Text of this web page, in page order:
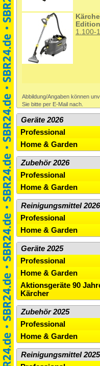
Edition
1.100-
Abbildung/Angaben können
Sie bitte per E-Mail nach.
Geräte 2026
Professional
Home & Garden
Zubehör 2026
Professional
Home & Garden
Reinigungsmittel 2026
Professional
Home & Garden
Geräte 2025
Professional
Home & Garden
Aktionsgeräte 90
Kärcher
Zubehör 2025
Professional
Home & Garden
Reinigungsmittel 2025